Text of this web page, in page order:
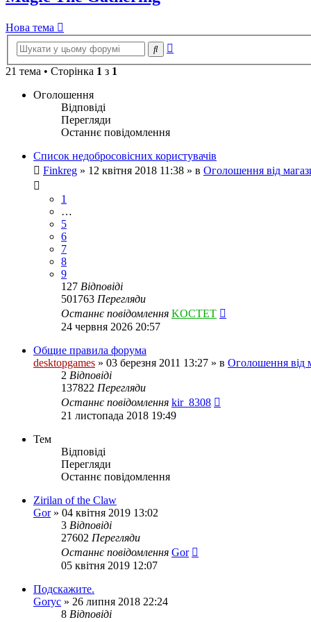
Нова тема
Пошук
21 тема • Сторінка 1 з 1
Оголошення
Відповіді
Перегляди
Останнє повідомлення
Список недобросовісних користувачів
Finkreg » 12 квітня 2018 11:38 » в Оголошення від
1
…
5
6
7
8
9
127 Відповіді
501763 Перегляди
Останнє повідомлення KOCTET
24 червня 2026 20:57
Общие правила форума
desktopgames » 03 березня 2011 13:27 » в Оголошення від
2 Відповіді
137822 Перегляди
Останнє повідомлення kir_8308
21 листопада 2018 19:49
Тем
Відповіді
Перегляди
Останнє повідомлення
Zirilan of the Claw
Gor» 04 квітня 2019 13:02
3 Відповіді
27602 Перегляди
Останнє повідомлення Gor
05 квітня 2019 12:07
Подскажите.
Goryc » 26 липня 2018 22:24
8 Відповіді